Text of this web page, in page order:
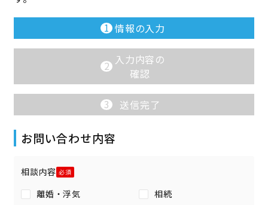
1 情報の入力
2 入力内容の
確認
3 送信完了
お問い合わせ内容
相談内容
離婚・浮気
相続